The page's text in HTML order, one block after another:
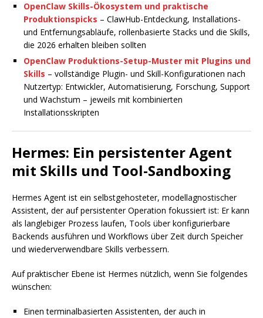
OpenClaw Skills-Ökosystem und praktische
Produktionspicks – ClawHub-Entdeckung, Installations-
und Entfernungsabläufe, rollenbasierte Stacks und die Skills,
die 2026 erhalten bleiben sollten
OpenClaw Produktions-Setup-Muster mit Plugins und
Skills – vollständige Plugin- und Skill-Konfigurationen nach
Nutzertyp: Entwickler, Automatisierung, Forschung, Support
und Wachstum – jeweils mit kombinierten
Installationsskripten
Hermes: Ein persistenter Agent
mit Skills und Tool-Sandboxing
Hermes Agent ist ein selbstgehosteter, modellagnostischer
Assistent, der auf persistenter Operation fokussiert ist: Er kann
als langlebiger Prozess laufen, Tools über konfigurierbare
Backends ausführen und Workflows über Zeit durch Speicher
und wiederverwendbare Skills verbessern.
Auf praktischer Ebene ist Hermes nützlich, wenn Sie folgendes
wünschen:
Einen terminalbasierten Assistenten, der auch in